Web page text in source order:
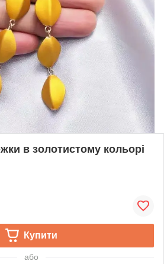
в золотистому кольорі
Купити
або